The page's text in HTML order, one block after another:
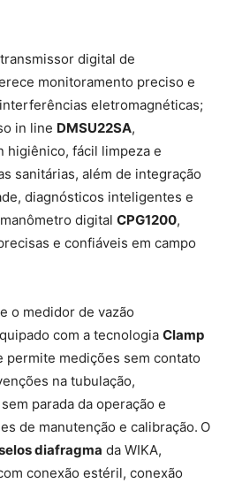
digital de
monitoramento preciso e
eletromagnéticas;
in line DMSU22SA,
higiênico, fácil limpeza e
sanitárias, além de integração
diagnósticos inteligentes e
digital CPG1200,
e confiáveis em campo
o medidor de vazão
com a tecnologia Clamp
permite medições sem contato
na tubulação,
parada da operação e
de manutenção e calibração. O
diafragma da WIKA,
conexão estéril, conexão